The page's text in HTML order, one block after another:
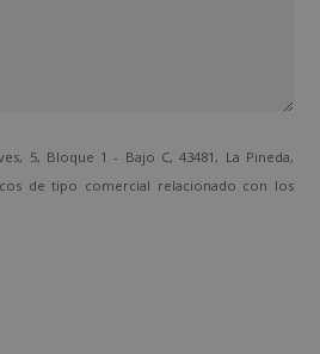
5, Bloque 1 - Bajo C, 43481, La Pineda,
de tipo comercial relacionado con los